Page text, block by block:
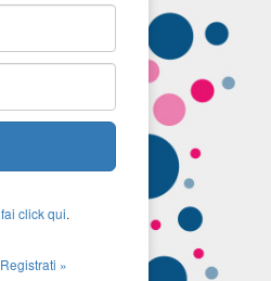
fai click qui.
Registrati »